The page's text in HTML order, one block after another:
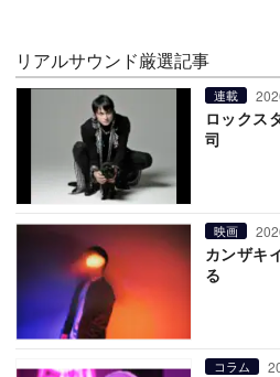
リアルサウンド厳選記事
連載
ロックス
司
映画
カンザキ
る
コラム